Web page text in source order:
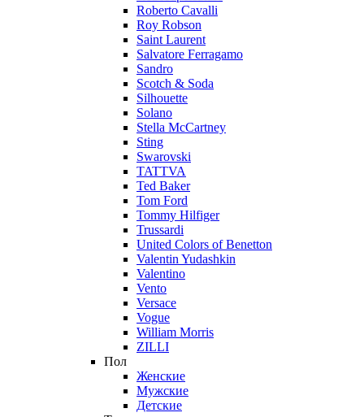
Roberto Cavalli
Roy Robson
Saint Laurent
Salvatore Ferragamo
Sandro
Scotch & Soda
Silhouette
Solano
Stella McCartney
Sting
Swarovski
TATTVA
Ted Baker
Tom Ford
Tommy Hilfiger
Trussardi
United Colors of Benetton
Valentin Yudashkin
Valentino
Vento
Versace
Vogue
William Morris
ZILLI
Пол
Женские
Мужские
Детские